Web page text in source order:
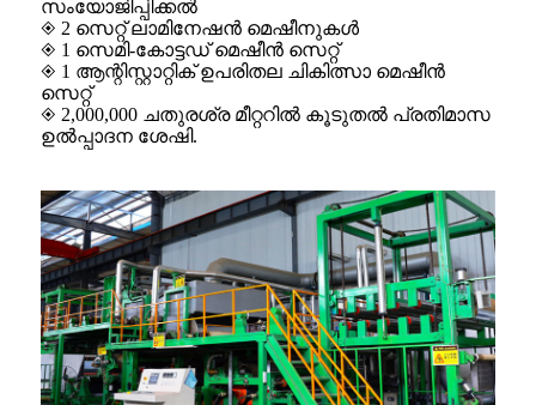
സംയോജിപ്പിക്കൽ
◈ 2 സെറ്റ് ലാമിനേഷൻ മെഷീനുകൾ
◈ 1 സെമി-കോട്ടഡ് മെഷീൻ സെറ്റ്
◈ 1 ആന്റിസ്റ്റാറ്റിക് ഉപരിതല ചികിത്സാ മെഷീൻ
സെറ്റ്
◈ 2,000,000 ചതുരശ്ര മീറ്ററിൽ കൂടുതൽ പ്രതിമാസ
ഉൽപ്പാദന ശേഷി.